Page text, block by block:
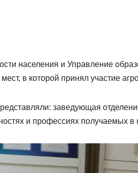
населения и Управление
в которой принял участие
заведующая
и профессиях получаемых в